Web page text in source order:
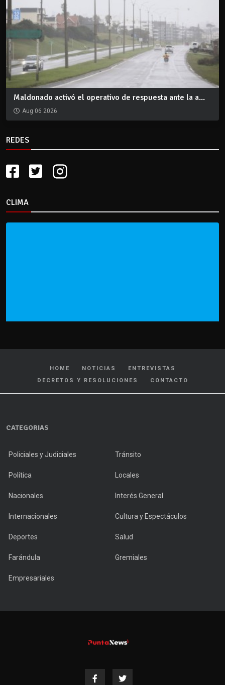
Maldonado activó el operativo de respuesta ante la a...
Aug 06 2026
REDES
CLIMA
HOME NOTICIAS
ENTREVISTAS
DECRETOS Y RESOLUCIONES
CONTACTO
CATEGORIAS
Policiales y Judiciales Tránsito
Política Locales
Nacionales Interés General
Internacionales Cultura y Espectáculos
Deportes Salud
Farándula Gremiales
Empresariales